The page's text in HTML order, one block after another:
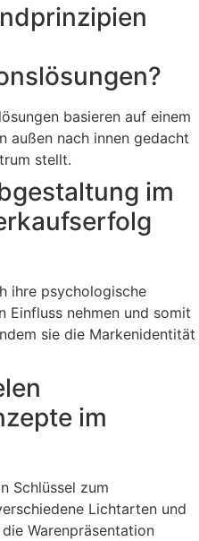
basieren auf einem
außen nach innen gedacht
stellt.
im
ihre psychologische
Einfluss nehmen und somit
sie die Markenidentität
im
Schlüssel zum
Lichtarten und
Warenpräsentation